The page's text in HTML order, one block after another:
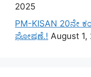
2025
PM-KISAN 20ನೇ
ಘೋಷಣೆ.! August 1,